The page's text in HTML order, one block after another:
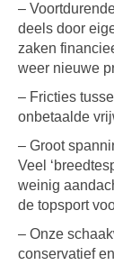
–
deels door
zaken
weer nieuwe
– Fricties
onbetaalde
– Groot
Veel
weinig
de topsport
– Onze
conservatief